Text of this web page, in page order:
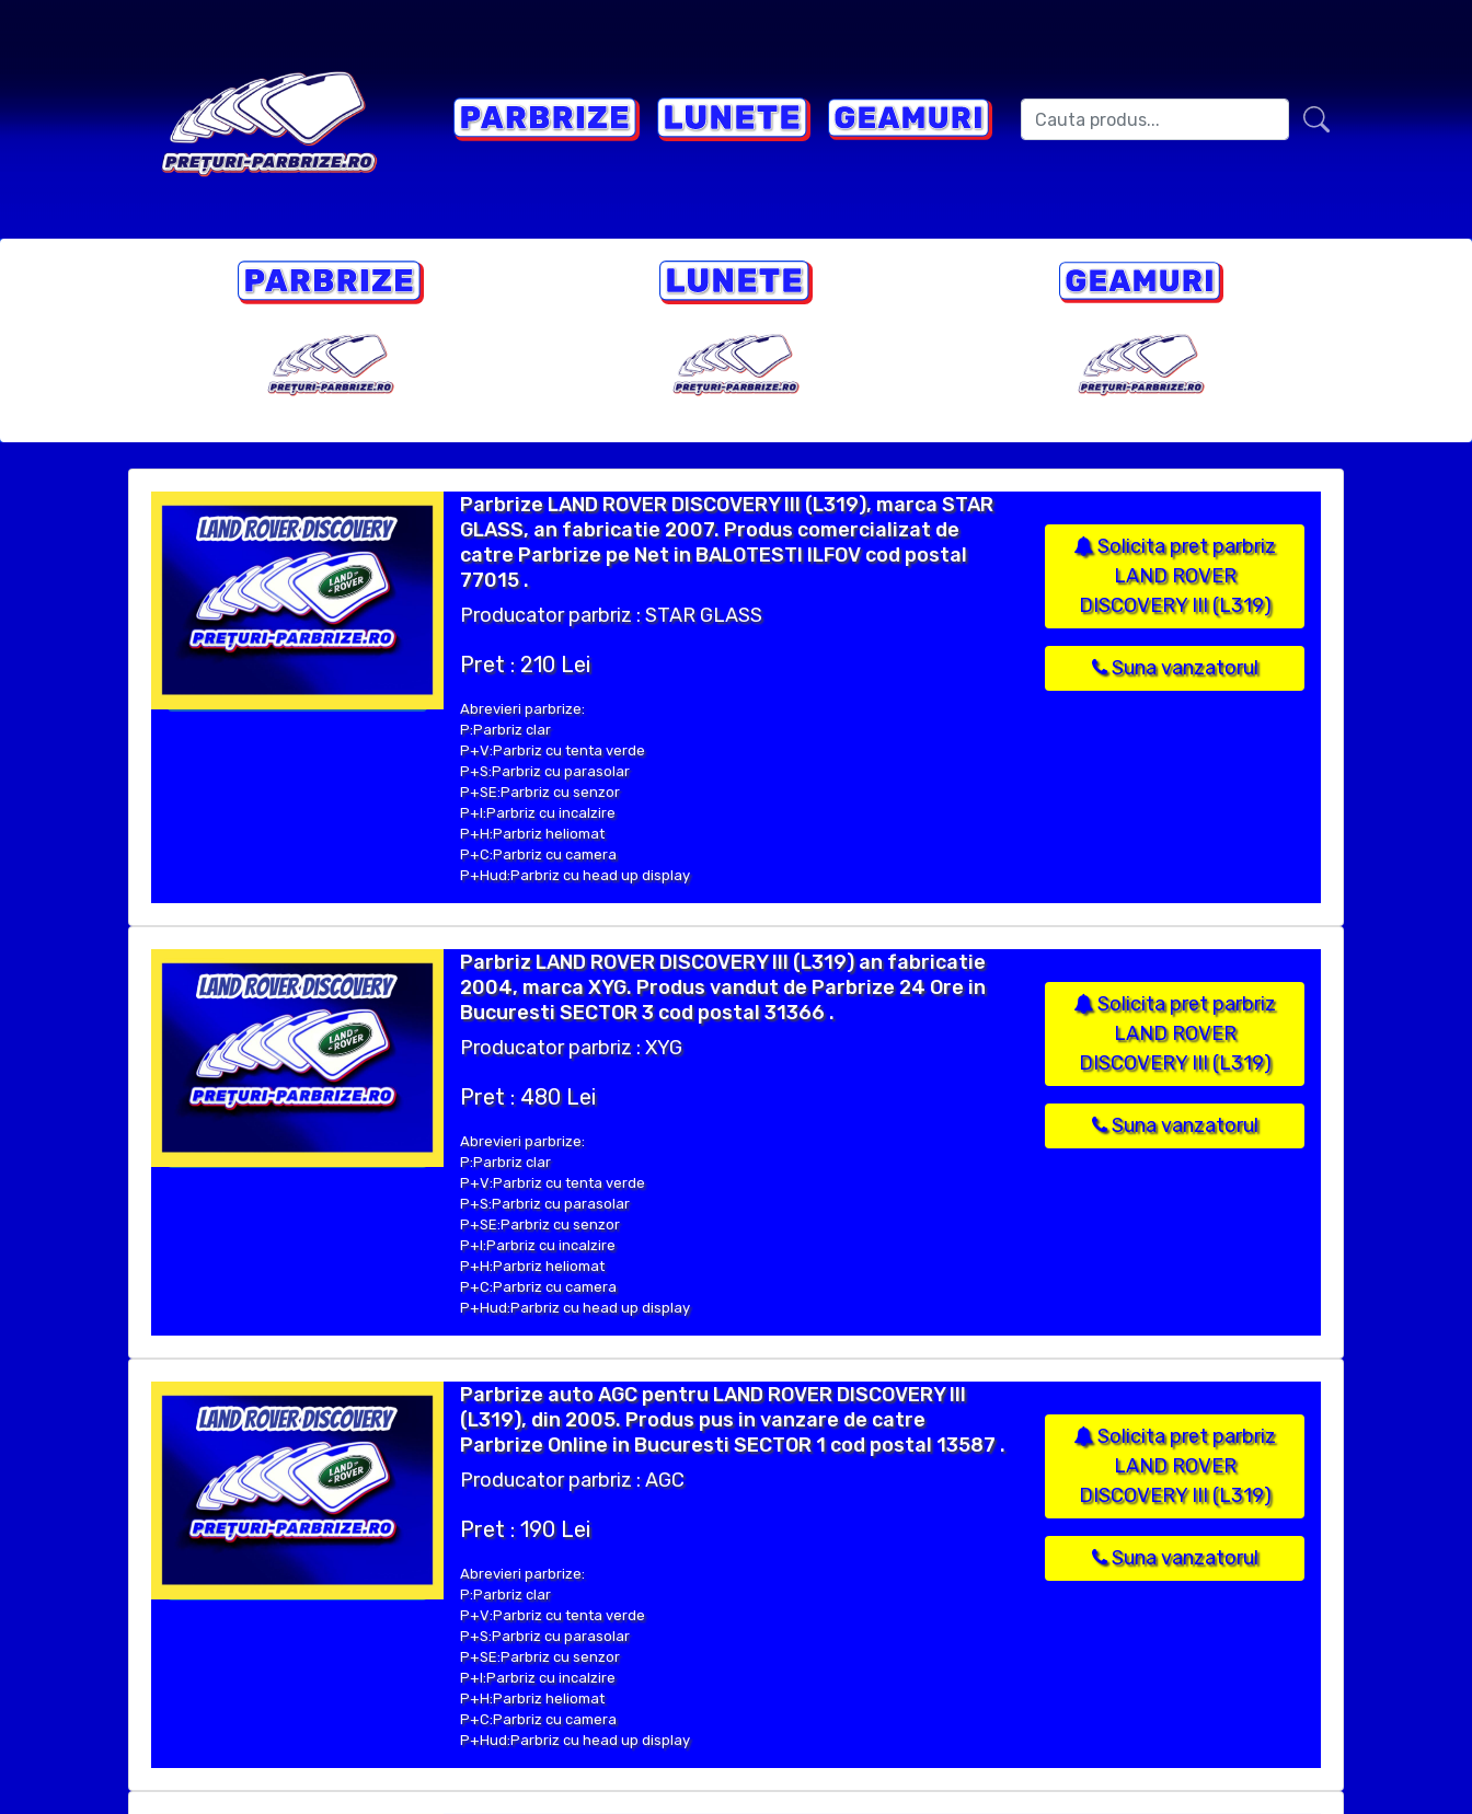
Parbrize LAND ROVER DISCOVERY III (L319), marca STAR
GLASS, an fabricatie 2007. Produs comercializat de
catre Parbrize pe Net in BALOTESTI ILFOV cod postal
77015 .
Producator parbriz : STAR GLASS
Pret : 210 Lei
Abrevieri parbrize:
P:Parbriz clar
P+V:Parbriz cu tenta verde
P+S:Parbriz cu parasolar
P+SE:Parbriz cu senzor
P+I:Parbriz cu incalzire
P+H:Parbriz heliomat
P+C:Parbriz cu camera
P+Hud:Parbriz cu head up display
Solicita pret parbriz
LAND ROVER
DISCOVERY III (L319)
Suna vanzatorul
Parbriz LAND ROVER DISCOVERY III (L319) an fabricatie
2004, marca XYG. Produs vandut de Parbrize 24 Ore in
Bucuresti SECTOR 3 cod postal 31366 .
Producator parbriz : XYG
Pret : 480 Lei
Abrevieri parbrize:
P:Parbriz clar
P+V:Parbriz cu tenta verde
P+S:Parbriz cu parasolar
P+SE:Parbriz cu senzor
P+I:Parbriz cu incalzire
P+H:Parbriz heliomat
P+C:Parbriz cu camera
P+Hud:Parbriz cu head up display
Solicita pret parbriz
LAND ROVER
DISCOVERY III (L319)
Suna vanzatorul
Parbrize auto AGC pentru LAND ROVER DISCOVERY III
(L319), din 2005. Produs pus in vanzare de catre
Parbrize Online in Bucuresti SECTOR 1 cod postal 13587 .
Producator parbriz : AGC
Pret : 190 Lei
Abrevieri parbrize:
P:Parbriz clar
P+V:Parbriz cu tenta verde
P+S:Parbriz cu parasolar
P+SE:Parbriz cu senzor
P+I:Parbriz cu incalzire
P+H:Parbriz heliomat
P+C:Parbriz cu camera
P+Hud:Parbriz cu head up display
Solicita pret parbriz
LAND ROVER
DISCOVERY III (L319)
Suna vanzatorul